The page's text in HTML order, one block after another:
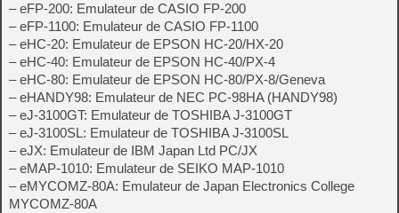
– eFP-200: Emulateur de CASIO FP-200
– eFP-1100: Emulateur de CASIO FP-1100
– eHC-20: Emulateur de EPSON HC-20/HX-20
– eHC-40: Emulateur de EPSON HC-40/PX-4
– eHC-80: Emulateur de EPSON HC-80/PX-8/Geneva
– eHANDY98: Emulateur de NEC PC-98HA (HANDY98)
– eJ-3100GT: Emulateur de TOSHIBA J-3100GT
– eJ-3100SL: Emulateur de TOSHIBA J-3100SL
– eJX: Emulateur de IBM Japan Ltd PC/JX
– eMAP-1010: Emulateur de SEIKO MAP-1010
– eMYCOMZ-80A: Emulateur de Japan Electronics College
MYCOMZ-80A